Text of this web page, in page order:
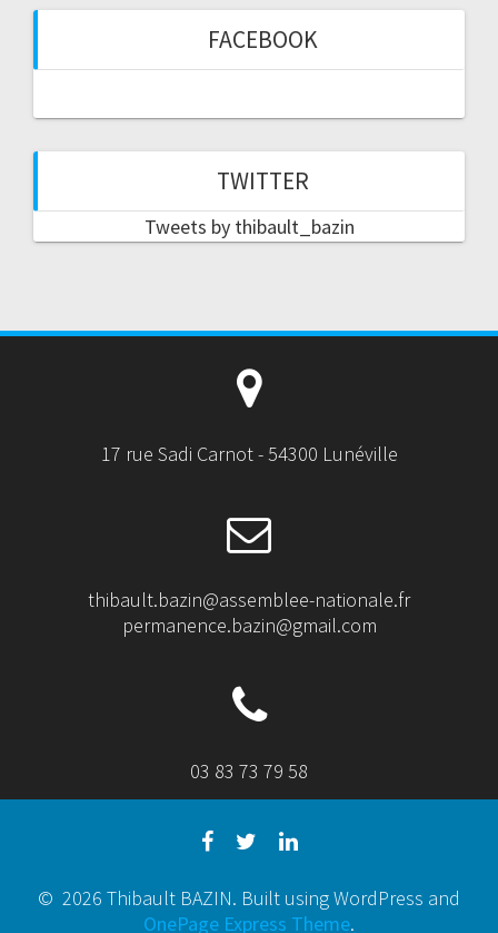
FACEBOOK
TWITTER
Tweets by thibault_bazin
17 rue Sadi Carnot - 54300 Lunéville
thibault.bazin@assemblee-nationale.fr
permanence.bazin@gmail.com
03 83 73 79 58
© 2026 Thibault BAZIN. Built using WordPress and
OnePage Express Theme.